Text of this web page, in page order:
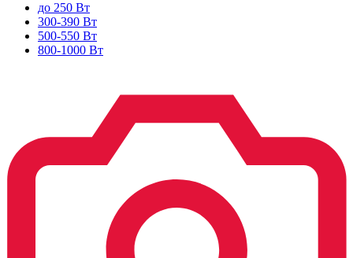
до 250 Вт
300-390 Вт
500-550 Вт
800-1000 Вт